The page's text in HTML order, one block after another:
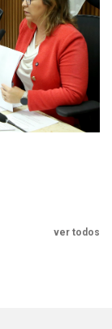
ver todos